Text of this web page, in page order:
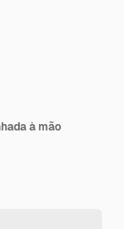
à mão